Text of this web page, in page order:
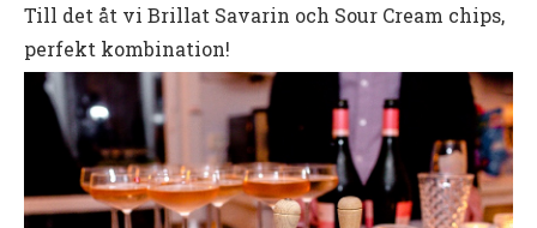
Till det åt vi Brillat Savarin och Sour Cream chips,
perfekt kombination!